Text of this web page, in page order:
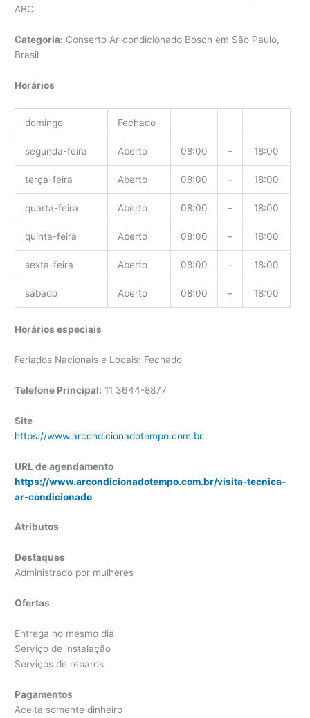
ABC
Categoria: Conserto Ar-condicionado Bosch em São Paulo,
Brasil
Horários
domingo Fechado
segunda-feira Aberto 08:00 – 18:00
terça-feira Aberto 08:00 – 18:00
quarta-feira Aberto 08:00 – 18:00
quinta-feira Aberto 08:00 – 18:00
sexta-feira Aberto 08:00 – 18:00
sábado Aberto 08:00 – 18:00
Horários especiais
Feriados Nacionais e Locais: Fechado
Telefone Principal: 11 3644-8877
Site
https://www.arcondicionadotempo.com.br
URL de agendamento
https://www.arcondicionadotempo.com.br/visita-tecnica-
ar-condicionado
Atributos
Destaques
Administrado por mulheres
Ofertas
Entrega no mesmo dia
Serviço de instalação
Serviços de reparos
Pagamentos
Aceita somente dinheiro